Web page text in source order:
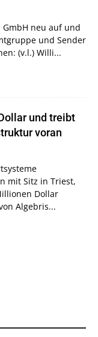
neu auf und
und Sender
(v.l.) Willi...
und treibt
voran
mit Sitz in Triest,
Dollar
Algebris...